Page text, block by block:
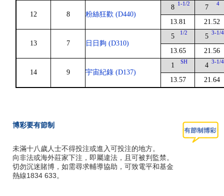
12 8 粉絲狂歡 (D440)
8 1-1/2
13.81
7 4
21.52
13 7 日日夠 (D310)
5 1/2
13.65
5 3-1/4
21.56
14 9 宇宙紀錄 (D137)
1 SH
13.57
4 3-1/4
21.64
博彩要有節制
未滿十八歲人士不得投注或進入可投注的地方。
向非法或海外莊家下注，即屬違法，且可被判監禁。
切勿沉迷賭博，如需尋求輔導協助，可致電平和基金
熱線1834 633。